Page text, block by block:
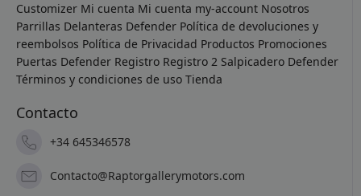
Customizer Mi cuenta Mi cuenta my-account Nosotros
Parrillas Delanteras Defender Política de devoluciones y
reembolsos Política de Privacidad Productos Promociones
Puertas Defender Registro Registro 2 Salpicadero Defender
Términos y condiciones de uso Tienda
Contacto
+34 645346578
Contacto@Raptorgallerymotors.com